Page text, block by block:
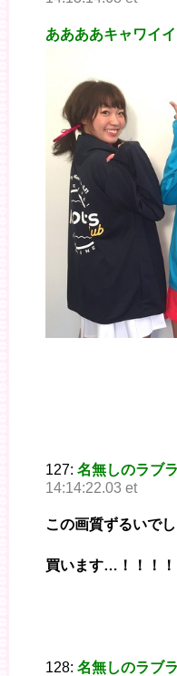
ああああキャワイイ
127: 名無しのラブ
14:14:22.03 et
この画質ずるいでし
買います…！！！！
128: 名無しのラブ